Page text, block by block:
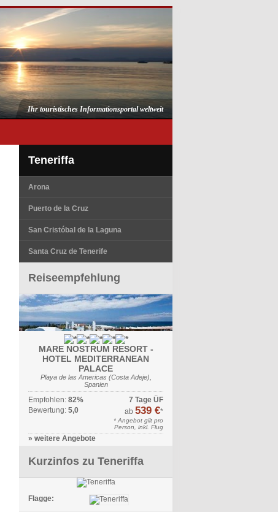
Ihr touristisches Informationsportal weltweit
Teneriffa
Arona
Puerto de la Cruz
San Cristóbal de la Laguna
Santa Cruz de Tenerife
Reiseempfehlung
MARE NOSTRUM RESORT -
HOTEL MEDITERRANEAN
PALACE
Playa de las Americas (Costa Adeje),
Spanien
Empfohlen: 82%
Bewertung: 5,0
7 Tage ÜF
ab 539 €*
* Angebot gilt pro
Person, inkl. Flug
» weitere Angebote
Kurzinfos zu Teneriffa
Flagge: